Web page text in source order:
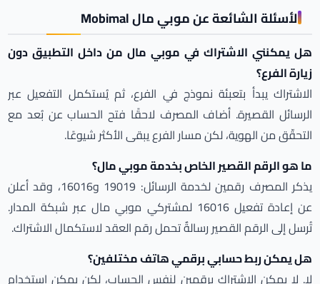
الأسئلة الشائعة عن موبي مال Mobimal
هل يمكنني الاشتراك في موبي مال من داخل التطبيق دون
زيارة الفرع؟
الاشتراك يبدأ بتعبئة نموذج في الفرع، ثم يُستكمل التفعيل عبر
الرسائل القصيرة. أضاف المصرف لاحقًا فتح الحساب عن بُعد مع
التحقّق من الهوية، لكن مسار الفرع يبقى الأكثر شيوعًا.
ما هو الرقم القصير الخاص بخدمة موبي مال؟
يذكر المصرف رقمين لخدمة الرسائل: 19019 و16016، وقد أعلن
عن إعادة تفعيل 16016 لمشتركي موبي مال عبر شبكة المدار.
تُرسل إلى الرقم القصير رسالةٌ تحمل رقم العقد لاستكمال الاشتراك.
هل يمكن ربط حسابي برقمي هاتف مختلفين؟
لا. لا يمكن الاشتراك برقمين لنفس الحساب، لكن يمكن استخدام